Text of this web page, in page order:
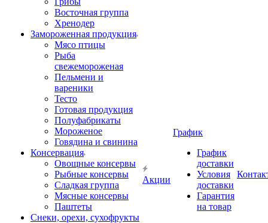
Восточная группа
Хренодер
Замороженная продукция
Мясо птицы
Рыба
свежемороженая
Пельмени и
вареники
Тесто
Готовая продукция
Полуфабрикаты
Мороженое
Говядина и свинина
Консервация
Овощные консервы
Рыбные консервы
Сладкая группа
Мясные консервы
Паштеты
Снеки, орехи, сухофрукты
Акции
График
График
доставки
Условия
доставки
Гарантия
на товар